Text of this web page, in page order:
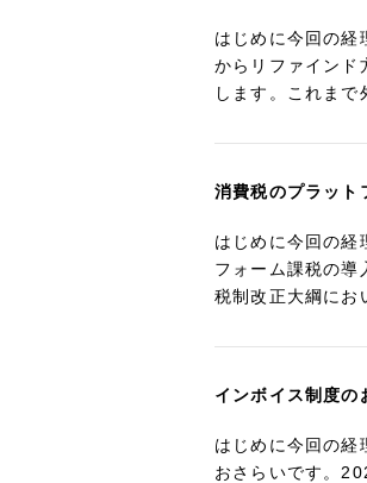
はじめに今回の経
からリファインド
します。これま
消費税のプラット
はじめに今回の経
フォーム課税の導
税制改正大綱に
インボイス制度の
はじめに今回の経
おさらいです。